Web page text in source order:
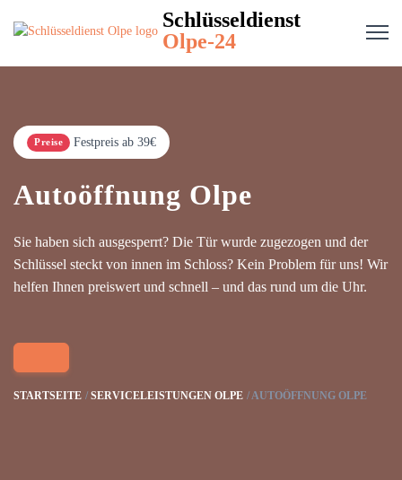
Schlüsseldienst
Olpe-24
Preise Festpreis ab 39€
Autoöffnung Olpe
Sie haben sich ausgesperrt? Die Tür wurde zugezogen und der
Schlüssel steckt von innen im Schloss? Kein Problem für uns! Wir
helfen Ihnen preiswert und schnell – und das rund um die Uhr.
STARTSEITE SERVICELEISTUNGEN OLPE AUTOÖFFNUNG OLPE